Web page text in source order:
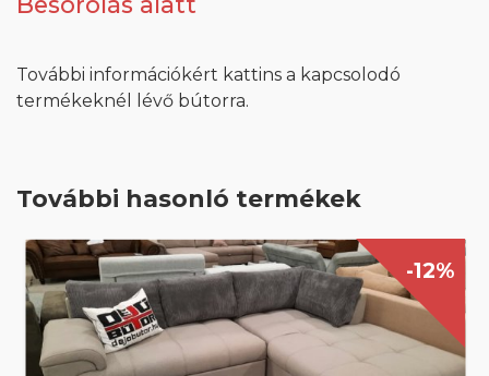
További információkért kattins a kapcsolodó
termékeknél lévő bútorra.
További hasonló termékek
-12%